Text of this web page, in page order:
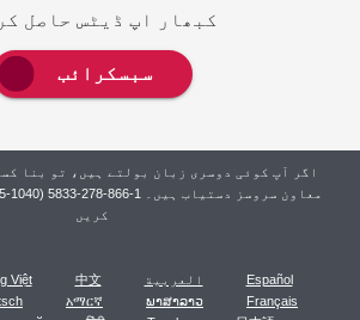
کبھار اپ ڈیٹس حاصل
سبسکرائب
اگر آپ کوئی دوسری زبان بولتے ہیں، تو بنا
کریں
Español العربية 中文
Việt
Français
ພາສາລາວ
አማርኛ